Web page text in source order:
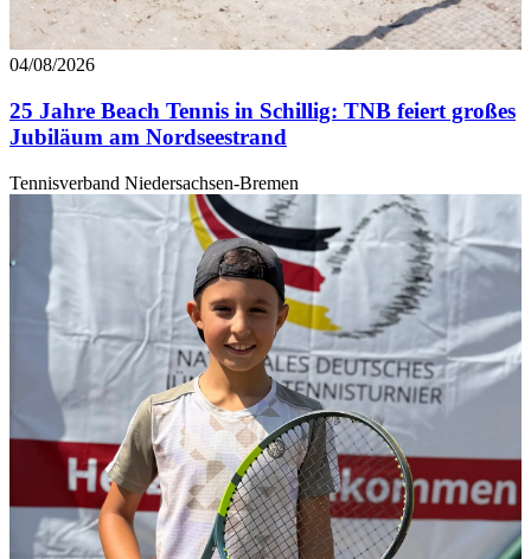
04/08/2026
25 Jahre Beach Tennis in Schillig: TNB feiert großes
Jubiläum am Nordseestrand
Tennisverband Niedersachsen-Bremen